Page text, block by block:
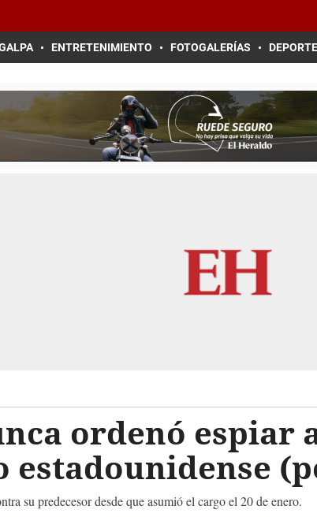
ENTRETENIMIENTO FOTOGALERÍAS
ordenó espiar
estadounidense
su predecesor desde que asumió el cargo el 20 de enero.